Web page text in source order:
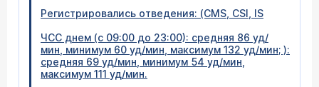
Регистрировались отведения: (CMS, CSI, IS
ЧСС днем (с 09:00 до 23:00): средняя 86 уд/
мин, минимум 60 уд/мин, максимум 132 уд/мин; ):
средняя 69 уд/мин, минимум 54 уд/мин,
максимум 111 уд/мин.